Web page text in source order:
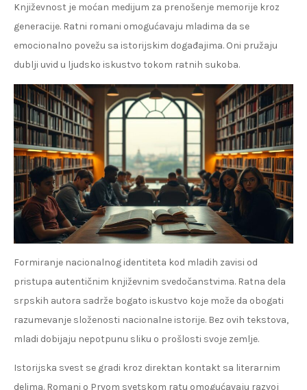
Književnost je moćan medijum za prenošenje memorije kroz
generacije. Ratni romani omogućavaju mladima da se
emocionalno povežu sa istorijskim događajima. Oni pružaju
dublji uvid u ljudsko iskustvo tokom ratnih sukoba.
Formiranje nacionalnog identiteta kod mladih zavisi od
pristupa autentičnim književnim svedočanstvima. Ratna dela
srpskih autora sadrže bogato iskustvo koje može da obogati
razumevanje složenosti nacionalne istorije. Bez ovih tekstova,
mladi dobijaju nepotpunu sliku o prošlosti svoje zemlje.
Istorijska svest se gradi kroz direktan kontakt sa literarnim
delima. Romani o Prvom svetskom ratu omogućavaju razvoj